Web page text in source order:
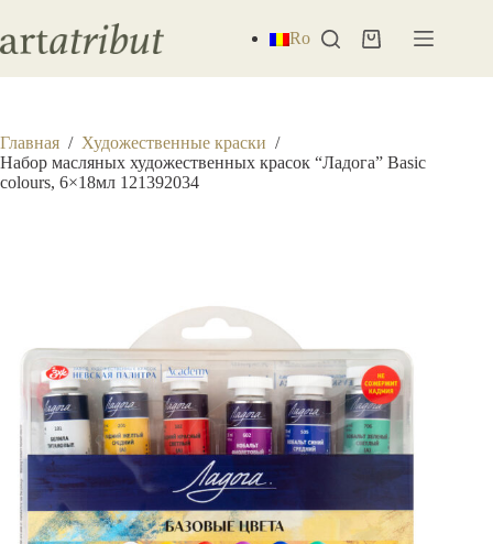
сути
Ro Корзина
Главная / Художественные краски /
Набор масляных художественных красок “Ладога” Basic
colours, 6×18мл 121392034